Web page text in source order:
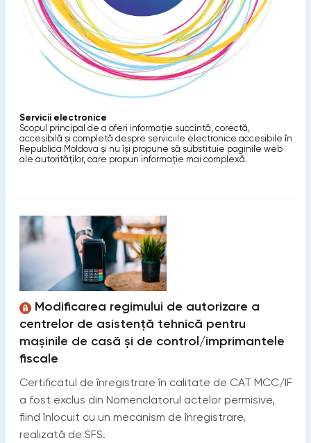
Servicii electronice
Scopul principal de a oferi informaţie succintă, corectă,
accesibilă şi completă despre serviciile electronice accesibile în
Republica Moldova și nu își propune să substituie paginile web
ale autorităţilor, care propun informaţie mai complexă.
Modificarea regimului de autorizare a
centrelor de asistență tehnică pentru
mașinile de casă și de control/imprimantele
fiscale
Certificatul de înregistrare în calitate de CAT MCC/IF
a fost exclus din Nomenclatorul actelor permisive,
fiind înlocuit cu un mecanism de înregistrare,
realizată de SFS.